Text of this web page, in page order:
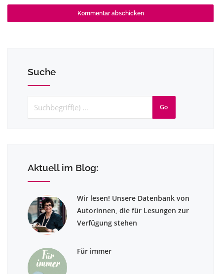
Suche
Go
Aktuell im Blog:
Wir lesen! Unsere Datenbank von
Autorinnen, die für Lesungen zur
Verfügung stehen
Für immer